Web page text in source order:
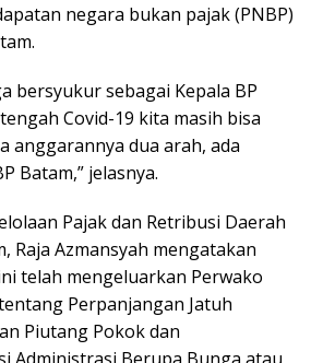
negara bukan pajak (PNBP)
bersyukur sebagai Kepala BP
Covid-19 kita masih bisa
anggarannya dua arah, ada
Batam,” jelasnya.
Pajak dan Retribusi Daerah
Raja Azmansyah mengatakan
telah mengeluarkan Perwako
Perpanjangan Jatuh
Piutang Pokok dan